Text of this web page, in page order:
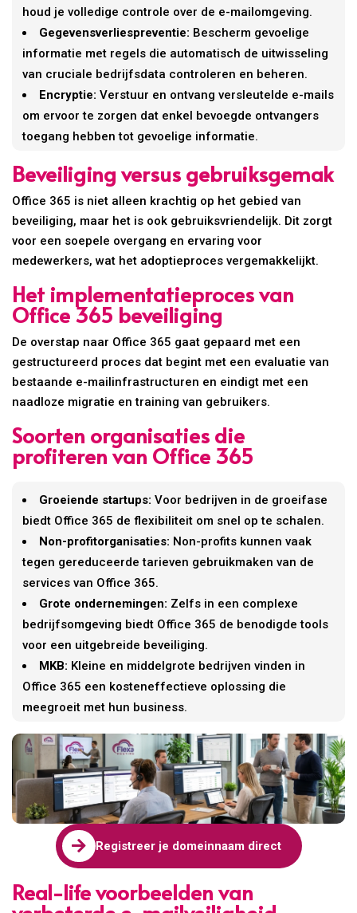
houd je volledige controle over de e-mailomgeving.
Gegevensverliespreventie: Bescherm gevoelige
informatie met regels die automatisch de uitwisseling
van cruciale bedrijfsdata controleren en beheren.
Encryptie: Verstuur en ontvang versleutelde e-mails
om ervoor te zorgen dat enkel bevoegde ontvangers
toegang hebben tot gevoelige informatie.
Beveiliging versus gebruiksgemak
Office 365 is niet alleen krachtig op het gebied van
beveiliging, maar het is ook gebruiksvriendelijk. Dit zorgt
voor een soepele overgang en ervaring voor
medewerkers, wat het adoptieproces vergemakkelijkt.
Het implementatieproces van
Office 365 beveiliging
De overstap naar Office 365 gaat gepaard met een
gestructureerd proces dat begint met een evaluatie van
bestaande e-mailinfrastructuren en eindigt met een
naadloze migratie en training van gebruikers.
Soorten organisaties die
profiteren van Office 365
Groeiende startups: Voor bedrijven in de groeifase
biedt Office 365 de flexibiliteit om snel op te schalen.
Non-profitorganisaties: Non-profits kunnen vaak
tegen gereduceerde tarieven gebruikmaken van de
services van Office 365.
Grote ondernemingen: Zelfs in een complexe
bedrijfsomgeving biedt Office 365 de benodigde tools
voor een uitgebreide beveiliging.
MKB: Kleine en middelgrote bedrijven vinden in
Office 365 een kosteneffectieve oplossing die
meegroeit met hun business.
 Registreer je domeinnaam direct
Real-life voorbeelden van